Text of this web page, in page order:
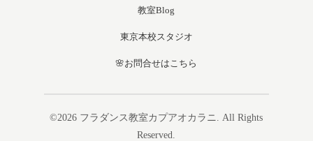
教室Blog
東京本校スタジオ
🌸お問合せはこちら
©2026 フラダンス教室カプアオカラニ
. All Rights
Reserved.